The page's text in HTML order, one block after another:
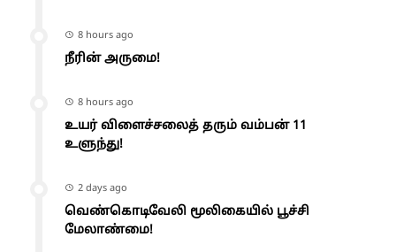
8 hours ago
நீரின் அருமை!
8 hours ago
உயர் விளைச்சலைத் தரும் வம்பன் 11
உளுந்து!
2 days ago
வெண்கொடிவேலி மூலிகையில் பூச்சி
மேலாண்மை!